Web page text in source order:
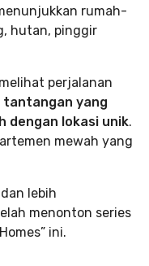
rumah-
hutan, pinggir
perjalanan
tantangan yang
dengan lokasi unik.
mewah yang
lebih
menonton series
ini.